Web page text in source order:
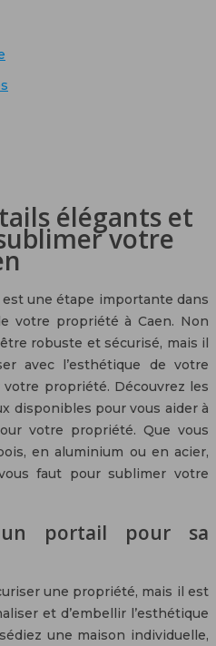
élégants et
votre
votre propriété à Caen. Non
robuste et sécurisé, mais il
avec l’esthétique de votre
propriété. Découvrez les
disponibles pour vous aider à
votre propriété. Que vous
en aluminium ou en acier,
faut pour sublimer votre
un portail pour sa
une propriété, mais il est
et d’embellir l’esthétique
une maison individuelle,